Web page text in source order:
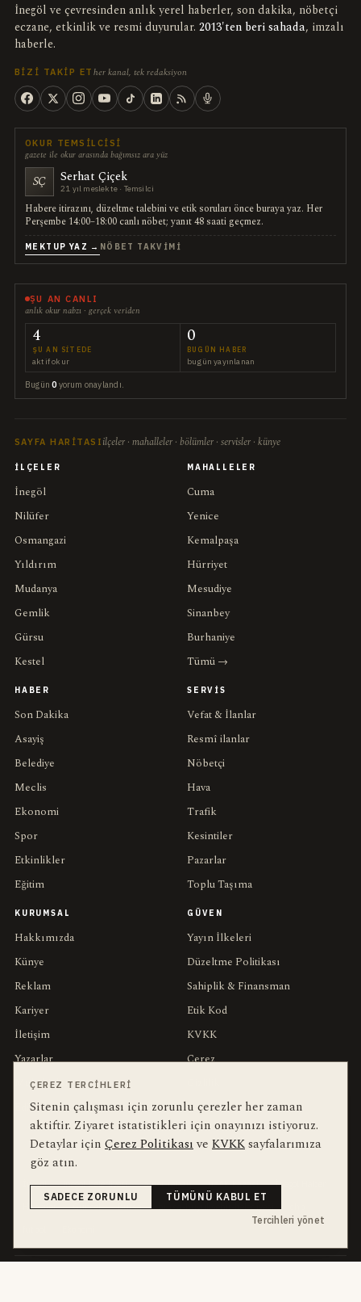
İnegöl ve çevresinden anlık yerel haberler, son dakika, nöbetçi
eczane, etkinlik ve resmi duyurular. 2013'ten beri sahada, imzalı
haberle.
BIZI TAKIP ET her kanal, tek redaksiyon
OKUR TEMSILCISI
gazete ile okur arasında bağımsız ara yüz
SÇ Serhat Çiçek
21 yıl meslekte · Temsilci
Habere itirazını, düzeltme talebini ve etik soruları önce buraya yaz. Her
Perşembe 14:00–18:00 canlı nöbet; yanıt 48 saati geçmez.
MEKTUP YAZ → NÖBET TAKVIMI
ŞU AN CANLI
anlık okur nabzı · gerçek veriden
4
ŞU AN SITEDE
aktif okur
0
BUGÜN HABER
bugün yayınlanan
Bugün0 yorum onaylandı.
SAYFA HARITASI ilçeler · mahalleler · bölümler · servisler · künye
İLÇELER
İnegöl
Nilüfer
Osmangazi
Yıldırım
Mudanya
Gemlik
Gürsu
Kestel
MAHALLELER
Cuma
Yenice
Kemalpaşa
Hürriyet
Mesudiye
Sinanbey
Burhaniye
Tümü →
HABER
Son Dakika
Asayiş
Belediye
Meclis
Ekonomi
Spor
Etkinlikler
Eğitim
SERVIS
Vefat & İlanlar
Resmî ilanlar
Nöbetçi
Hava
Trafik
Kesintiler
Pazarlar
Toplu Taşıma
KURUMSAL
Hakkımızda
Künye
Reklam
Kariyer
İletişim
Yazarlar
Muhabirler
Editörler
GÜVEN
Yayın İlkeleri
Düzeltme Politikası
Sahiplik & Finansman
Etik Kod
KVKK
Çerez
Kullanım Şartları
YEREL ARANANLAR
İnegöl inegol-belediyesi alper-taban trafik-kazasi
İnegöl Haber
Haberler
Güncel Bursa bursa-buyuksehir-belediyesi
ÇEREZ TERCIHLERI
Sitenin çalışması için zorunlu çerezler her zaman
aktiftir. Ziyaret istatistikleri için onayınızı istiyoruz.
Detaylar için Çerez Politikasıve KVKKsayfalarımıza
göz atın.
SADECE ZORUNLU
TÜMÜNÜ KABUL ET
Tercihleri yönet